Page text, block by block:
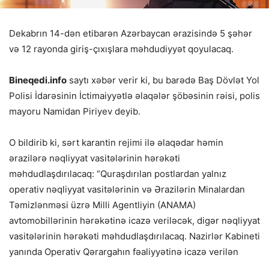
Dekabrın 14-dən etibarən Azərbaycan ərazisində 5 şəhər
və 12 rayonda giriş-çıxışlara məhdudiyyət qoyulacaq.
Bineqedi.info saytı xəbər verir ki, bu barədə Baş Dövlət Yol
Polisi İdarəsinin İctimaiyyətlə əlaqələr şöbəsinin rəisi, polis
mayoru Namidan Piriyev deyib.
O bildirib ki, sərt karantin rejimi ilə əlaqədar həmin
ərazilərə nəqliyyat vasitələrinin hərəkəti
məhdudlaşdırılacaq: “Quraşdırılan postlardan yalnız
operativ nəqliyyat vasitələrinin və Ərazilərin Minalardan
Təmizlənməsi üzrə Milli Agentliyin (ANAMA)
avtomobillərinin hərəkətinə icazə veriləcək, digər nəqliyyat
vasitələrinin hərəkəti məhdudlaşdırılacaq. Nazirlər Kabineti
yanında Operativ Qərargahın fəaliyyətinə icazə verilən